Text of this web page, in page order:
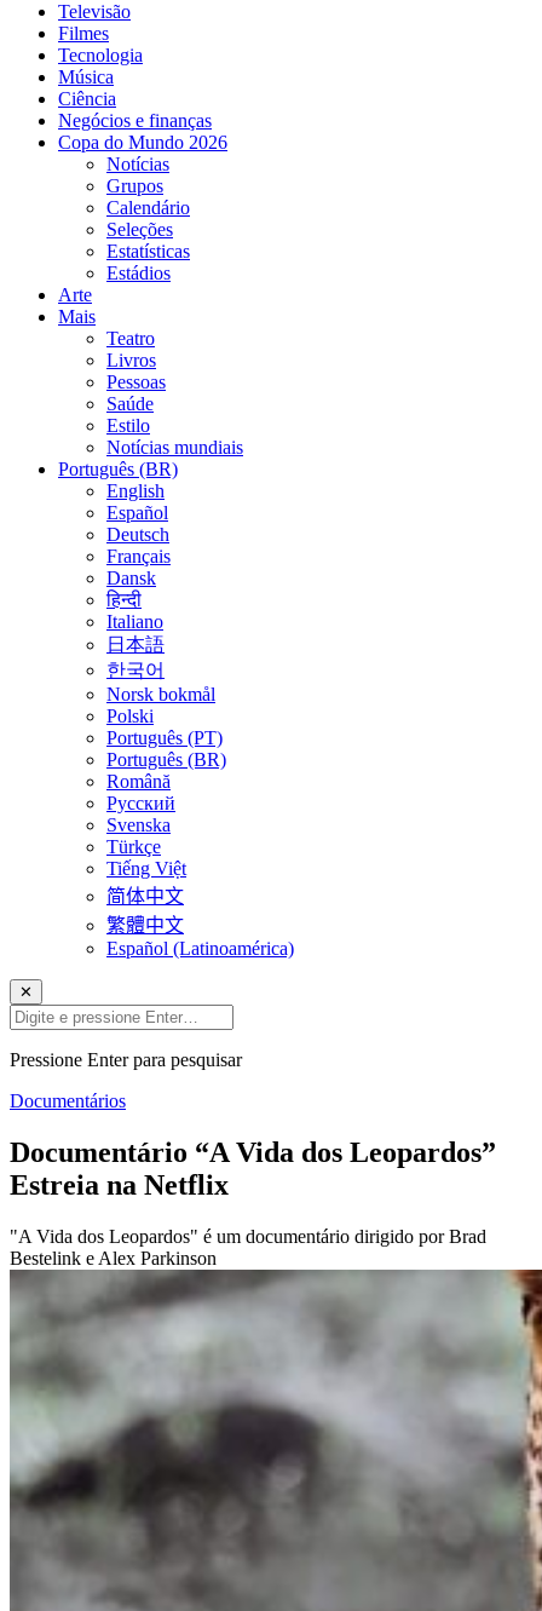
Televisão
Filmes
Tecnologia
Música
Ciência
Negócios e finanças
Copa do Mundo 2026
Notícias
Grupos
Calendário
Seleções
Estatísticas
Estádios
Arte
Mais
Teatro
Livros
Pessoas
Saúde
Estilo
Notícias mundiais
Português (BR)
English
Español
Deutsch
Français
Dansk
हिन्दी
Italiano
日本語
한국어
Norsk bokmål
Polski
Português (PT)
Português (BR)
Română
Русский
Svenska
Türkçe
Tiếng Việt
简体中文
繁體中文
Español (Latinoamérica)
✕
Pressione Enter para pesquisar
Documentários
Documentário “A Vida dos Leopardos”
Estreia na Netflix
"A Vida dos Leopardos" é um documentário dirigido por Brad
Bestelink e Alex Parkinson